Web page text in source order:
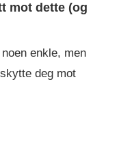
mot dette (og
enkle, men
deg mot